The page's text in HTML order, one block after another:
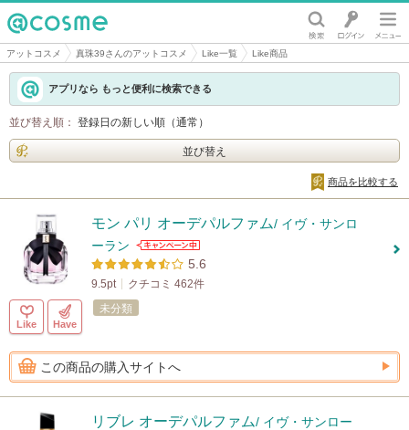
@cosme
アットコスメ 真珠39さんのアットコスメ Like一覧 Like商品
アプリなら もっと便利に検索できる
並び替え順： 登録日の新しい順（通常）
並び替え
商品を比較する
モン パリ オーデパルファム/ イヴ・サンロ
ーラン
5.6
9.5pt クチコミ 462件
Like Have
未分類
この商品の購入サイトへ
リブレ オーデパルファム/ イヴ・サンロー